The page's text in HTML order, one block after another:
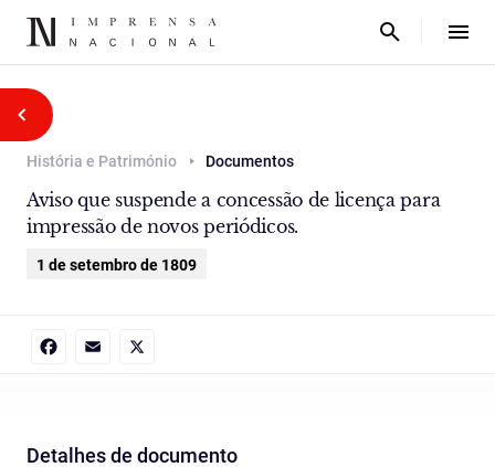
História e Património Documentos
Aviso que suspende a concessão de licença para
impressão de novos periódicos.
1 de setembro de 1809
Detalhes de documento